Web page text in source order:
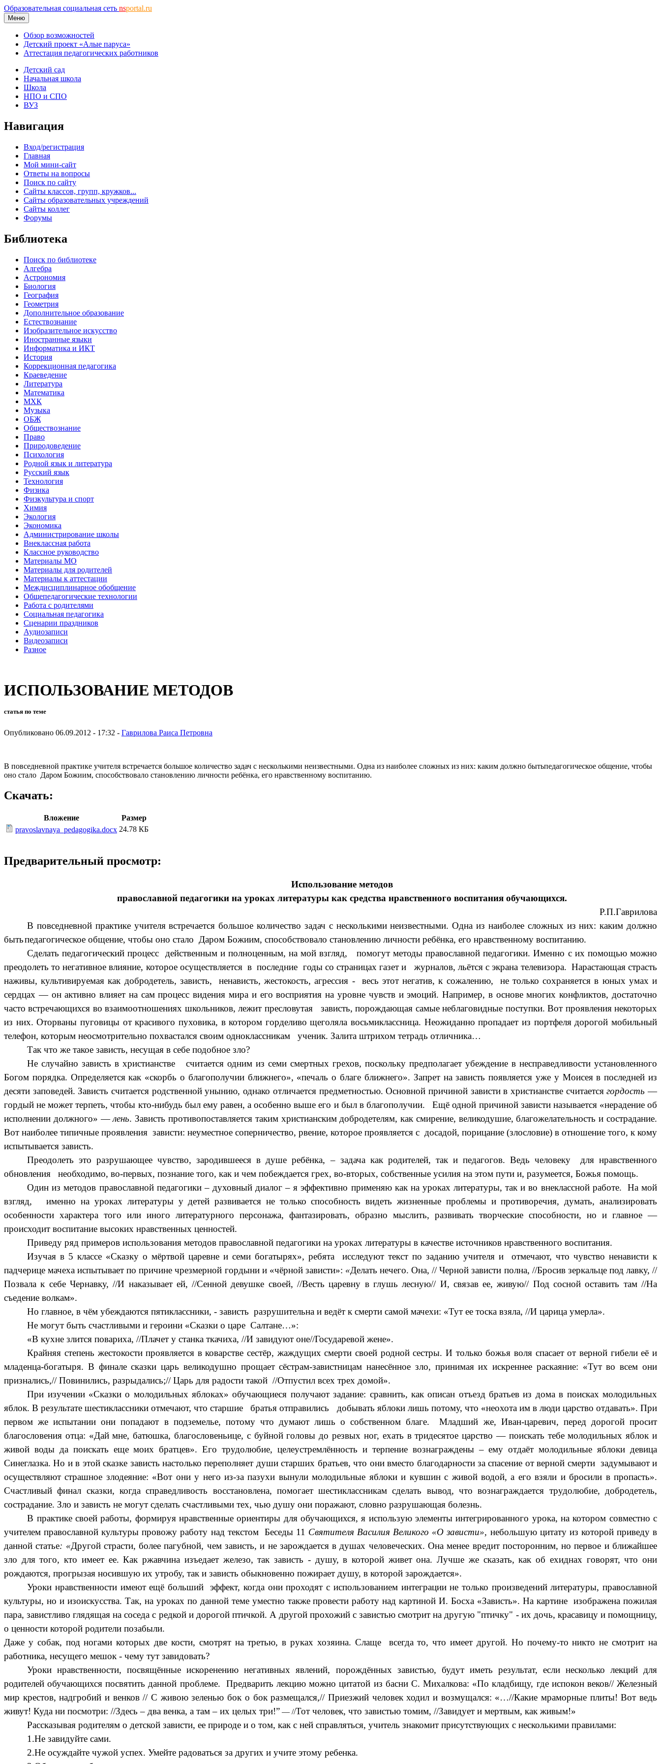
Образовательная социальная сеть nsportal.ru
Меню
Обзор возможностей
Детский проект «Алые паруса»
Аттестация педагогических работников
Детский сад
Начальная школа
Школа
НПО и СПО
ВУЗ
Навигация
Вход/регистрация
Главная
Мой мини-сайт
Ответы на вопросы
Поиск по сайту
Сайты классов, групп, кружков...
Сайты образовательных учреждений
Сайты коллег
Форумы
Библиотека
Поиск по библиотеке
Алгебра
Астрономия
Биология
География
Геометрия
Дополнительное образование
Естествознание
Изобразительное искусство
Иностранные языки
Информатика и ИКТ
История
Коррекционная педагогика
Краеведение
Литература
Математика
МХК
Музыка
ОБЖ
Обществознание
Право
Природоведение
Психология
Родной язык и литература
Русский язык
Технология
Физика
Физкультура и спорт
Химия
Экология
Экономика
Администрирование школы
Внеклассная работа
Классное руководство
Материалы МО
Материалы для родителей
Материалы к аттестации
Междисциплинарное обобщение
Общепедагогические технологии
Работа с родителями
Социальная педагогика
Сценарии праздников
Аудиозаписи
Видеозаписи
Разное
ИСПОЛЬЗОВАНИЕ МЕТОДОВ
статья по теме
Опубликовано 06.09.2012 - 17:32 - Гаврилова Раиса Петровна
В повседневной практике учителя встречается большое количество задач с несколькими неизвестными. Одна из наиболее сложных из них: каким должно бытьпедагогическое общение, чтобы
оно стало Даром Божиим, способствовало становлению личности ребёнка, его нравственному воспитанию.
Скачать:
Вложение
Размер
pravoslavnaya_pedagogika.docx 24.78 КБ
Предварительный просмотр:
Использование методов
православной педагогики на уроках литературы как средства нравственного воспитания обучающихся.
Р.П.Гаврилова
В повседневной практике учителя встречается большое количество задач с несколькими неизвестными. Одна из наиболее сложных из них: каким должно
бытьпедагогическое общение, чтобы оно стало Даром Божиим, способствовало становлению личности ребёнка, его нравственному воспитанию.
Сделать педагогический процесс действенным и полноценным, на мой взгляд, помогут методы православной педагогики. Именно с их помощью можно
преодолеть то негативное влияние, которое осуществляется в последние годы со страницах газет и журналов, льётся с экрана телевизора. Нарастающая страсть
наживы, культивируемая как добродетель, зависть, ненависть, жестокость, агрессия - весь этот негатив, к сожалению, не только сохраняется в юных умах и
сердцах — он активно влияет на сам процесс видения мира и его восприятия на уровне чувств и эмоций. Например, в основе многих конфликтов, достаточно
часто встречающихся во взаимоотношениях школьников, лежит пресловутая зависть, порождающая самые неблаговидные поступки. Вот проявлениянекоторых
из них. Оторваны пуговицы от красивого пуховика, в котором горделиво щеголяла восьмиклассница. Неожиданно пропадает из портфеля дорогой мобильный
телефон, которым неосмотрительно похвастался своим одноклассникам ученик. Залита штрихом тетрадь отличника…
Так что же такое зависть, несущая в себе подобное зло?
Не случайно зависть вхристианстве считается одним из семи смертных грехов, поскольку предполагает убеждение в несправедливости установленного
Богом порядка. Определяется как «скорбь о благополучии ближнего», «печаль о благе ближнего». Запрет на зависть появляется уже у Моисеяв последней из
десяти заповедей. Зависть считается родственнойунынию, однако отличается предметностью. Основной причиной зависти в христианстве считаетсягордость —
гордый не может терпеть, чтобы кто-нибудь был ему равен, а особенно выше его и был в благополучии. Ещё одной причиной зависти называется «нерадение об
исполнении должного» —лень. Зависть противопоставляется таким христианским добродетелям, как смирение, великодушие,благожелательность исострадание.
Вот наиболее типичные проявления зависти: неуместное соперничество, рвение, которое проявляется с досадой, порицание (злословие) в отношение того, к кому
испытывается зависть.
Преодолеть это разрушающее чувство, зародившееся в душе ребёнка, – задача как родителей, так и педагогов. Ведь человеку для нравственного
обновления необходимо, во-первых, познание того, как и чем побеждается грех, во-вторых, собственные усилия на этом пути и, разумеется, Божья помощь.
Один из методов православной педагогики – духовный диалог – я эффективно применяю как на уроках литературы, так и во внеклассной работе. На мой
взгляд, именно на уроках литературы у детей развивается не только способность видеть жизненные проблемы и противоречия, думать, анализировать
особенности характера того или иного литературного персонажа, фантазировать, образно мыслить, развивать творческие способности, но и главное —
происходит воспитание высоких нравственных ценностей.
Приведу ряд примеров использованияметодов православной педагогики на уроках литературы в качестве источников нравственного воспитания.
Изучая в 5 классе «Сказку о мёртвой царевне и семи богатырях», ребята исследуют текст по заданию учителя и отмечают, что чувство ненависти к
падчерице мачеха испытывает по причине чрезмерной гордыни и «чёрной зависти»: «Делать нечего. Она, // Черной зависти полна, //Бросив зеркальце под лавку, //
Позвала к себе Чернавку, //И наказывает ей, //Сенной девушке своей, //Весть царевну в глушь лесную// И, связав ее, живую// Под сосной оставить там //На
съедение волкам».
Но главное, в чём убеждаются пятиклассники, - зависть разрушительна и ведёт к смерти самой мачехи: «Тут ее тоска взяла, //И царица умерла».
Не могут быть счастливыми и героини «Сказки о царе Салтане…»:
«В кухне злится повариха, //Плачет у станка ткачиха, //И завидуют оне//Государевой жене».
Крайняя степень жестокости проявляется в коварстве сестёр, жаждущих смерти своей родной сестры. И только божья воля спасает от верной гибели её и
младенца-богатыря. В финале сказки царь великодушно прощает сёстрам-завистницам нанесённое зло, принимая их искреннее раскаяние: «Тут во всем они
признались,//Повинились, разрыдались;//Царь для радости такой //Отпустил всех трех домой».
При изучении «Сказки о молодильных яблоках» обучающиеся получают задание: сравнить, как описан отъезд братьев из дома в поисках молодильных
яблок. В результате шестиклассники отмечают, что старшие братья отправились добывать яблоки лишь потому, что «неохота им в люди царство отдавать». При
первом же испытании они попадают в подземелье, потому что думают лишь о собственном благе. Младший же, Иван-царевич, перед дорогой просит
благословения отца: «Дай мне, батюшка, благословеньице, с буйной головы до резвых ног, ехать в тридесятое царство — поискать тебе молодильных яблок и
живой воды да поискать еще моих братцев». Его трудолюбие, целеустремлённость и терпение вознаграждены – ему отдаёт молодильные яблоки девица
Синеглазка. Но и в этой сказке зависть настолько переполняет души старших братьев, что они вместо благодарности за спасение от верной смерти задумывают и
осуществляют страшное злодеяние: «Вот они у него из-за пазухи вынули молодильные яблоки и кувшин с живой водой, а его взяли и бросили в пропасть».
Счастливый финал сказки, когда справедливость восстановлена, помогает шестиклассникам сделать вывод, что вознаграждается трудолюбие, добродетель,
сострадание. Зло и зависть не могут сделать счастливыми тех, чью душу они поражают, словно разрушающая болезнь.
В практике своей работы, формируя нравственные ориентиры для обучающихся, я использую элементы интегрированного урока, на котором совместно с
учителем православной культуры провожу работу над текстом Беседы 11 Святителя Василия Великого «О зависти», небольшую цитату из которой приведу в
данной статье: «Другой страсти, более пагубной, чем зависть, и не зарождается в душах человеческих. Она менее вредит посторонним, но первое и ближайшее
зло для того, кто имеет ее. Как ржавчина изъедает железо, так зависть - душу, в которой живет она. Лучше же сказать, как об ехиднах говорят, что они
рождаются, прогрызая носившую их утробу, так и зависть обыкновенно пожирает душу, в которой зарождается».
Уроки нравственности имеют ещё больший эффект, когда они проходят с использованием интеграции не только произведений литературы, православной
культуры, но и изоискусства. Так, на уроках по данной теме уместно также провести работу над картиной И. Босха «Зависть». На картине изображена пожилая
пара, завистливо глядящая на соседа с редкой и дорогой птичкой. А другой прохожий с завистью смотрит на другую "птичку" - их дочь, красавицу и помощницу,
о ценности которой родители позабыли.
Даже у собак, под ногами которых две кости, смотрят на третью, в руках хозяина. Слаще всегда то, что имеет другой. Но почему-то никто не смотрит на
работника, несущего мешок - чему тут завидовать?
Уроки нравственности, посвящённые искоренению негативных явлений, порождённых завистью, будут иметь результат, если несколько лекций для
родителей обучающихся посвятить данной проблеме. Предварить лекцию можно цитатой из басни С. Михалкова: «По кладбищу, где испокон веков// Железный
мир крестов, надгробий и венков // С живою зеленью бок о бок размещался,// Приезжий человек ходил и возмущался: «…//Какие мраморные плиты! Вот ведь
живут! Куда ни посмотри: //Здесь – два венка, а там – их целых три!” — //Тот человек, что завистью томим, //Завидует и мертвым, как живым!»
Рассказывая родителям о детской зависти, ее природе и о том, как с ней справляться, учитель знакомит присутствующих с несколькими правилами:
1.Не завидуйте сами.
2.Не осуждайте чужой успех. Умейте радоваться за других и учите этому ребенка.